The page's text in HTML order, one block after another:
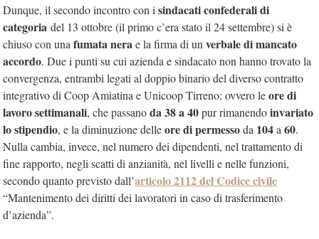
Dunque, il secondo incontro con i sindacati confederali di
categoria del 13 ottobre (il primo c’era stato il 24 settembre) si è
chiuso con una fumata nerae la firma di un verbale di mancato
accordo. Due i punti su cui azienda e sindacato non hanno trovato la
convergenza, entrambi legati al doppio binario del diverso contratto
integrativo di Coop Amiatina e Unicoop Tirreno: ovvero leore di
lavoro settimanali, che passanoda 38 a 40pur rimanendoinvariato
lo stipendio, e la diminuzione delleore di permessoda 104a 60.
Nulla cambia, invece, nel numero dei dipendenti, nel trattamento di
fine rapporto, negli scatti di anzianità, nel livelli e nelle funzioni,
secondo quanto previsto dall’articolo 2112 del Codice civile
“Mantenimento dei diritti dei lavoratori in caso di trasferimento
d’azienda”.